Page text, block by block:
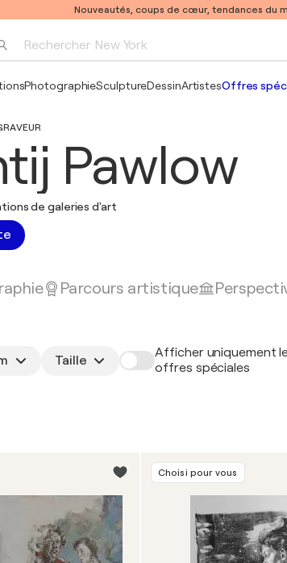
Nouveautés, coups de cœur, tendances du
Rechercher New York
PhotographieSculptureDessinArtistesOffres
Pawlow
de galeries d'art
Parcours artistique
Taille
Afficher uniquement
offres spéciales
Choisi pour vous